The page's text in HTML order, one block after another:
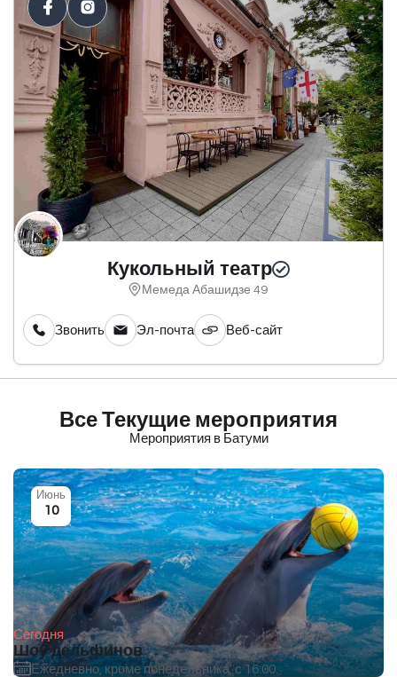
Кукольный театр
Мемеда Абашидзе 49
Звонить Эл-почта Веб-сайт
Все Текущие мероприятия
Мероприятия в Батуми
Сегодня
Шоу дельфинов
Ежедневно, кроме понедельника, с 16:00.
Июнь
10